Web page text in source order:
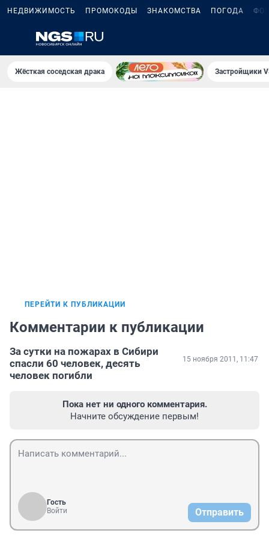
НЕДВИЖИМОСТЬ ПРОМОКОДЫ ЗНАКОМСТВА ПОГОДА
Жёсткая соседская драка Застройщики
ПЕРЕЙТИ К ПУБЛИКАЦИИ
Комментарии к публикации
За сутки на пожарах в Сибири
спасли 60 человек, десять
человек погибли
15 ноября 2011, 11:47
Пока нет ни одного комментария.
Начните обсуждение первым!
Гость
Войти
Отправить